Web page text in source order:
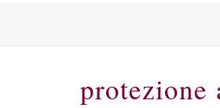
protezione